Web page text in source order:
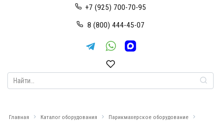
+7 (925) 700-70-95
8 (800) 444-45-07
Search
for:
Главная Каталог оборудования
Парикмахерское оборудование